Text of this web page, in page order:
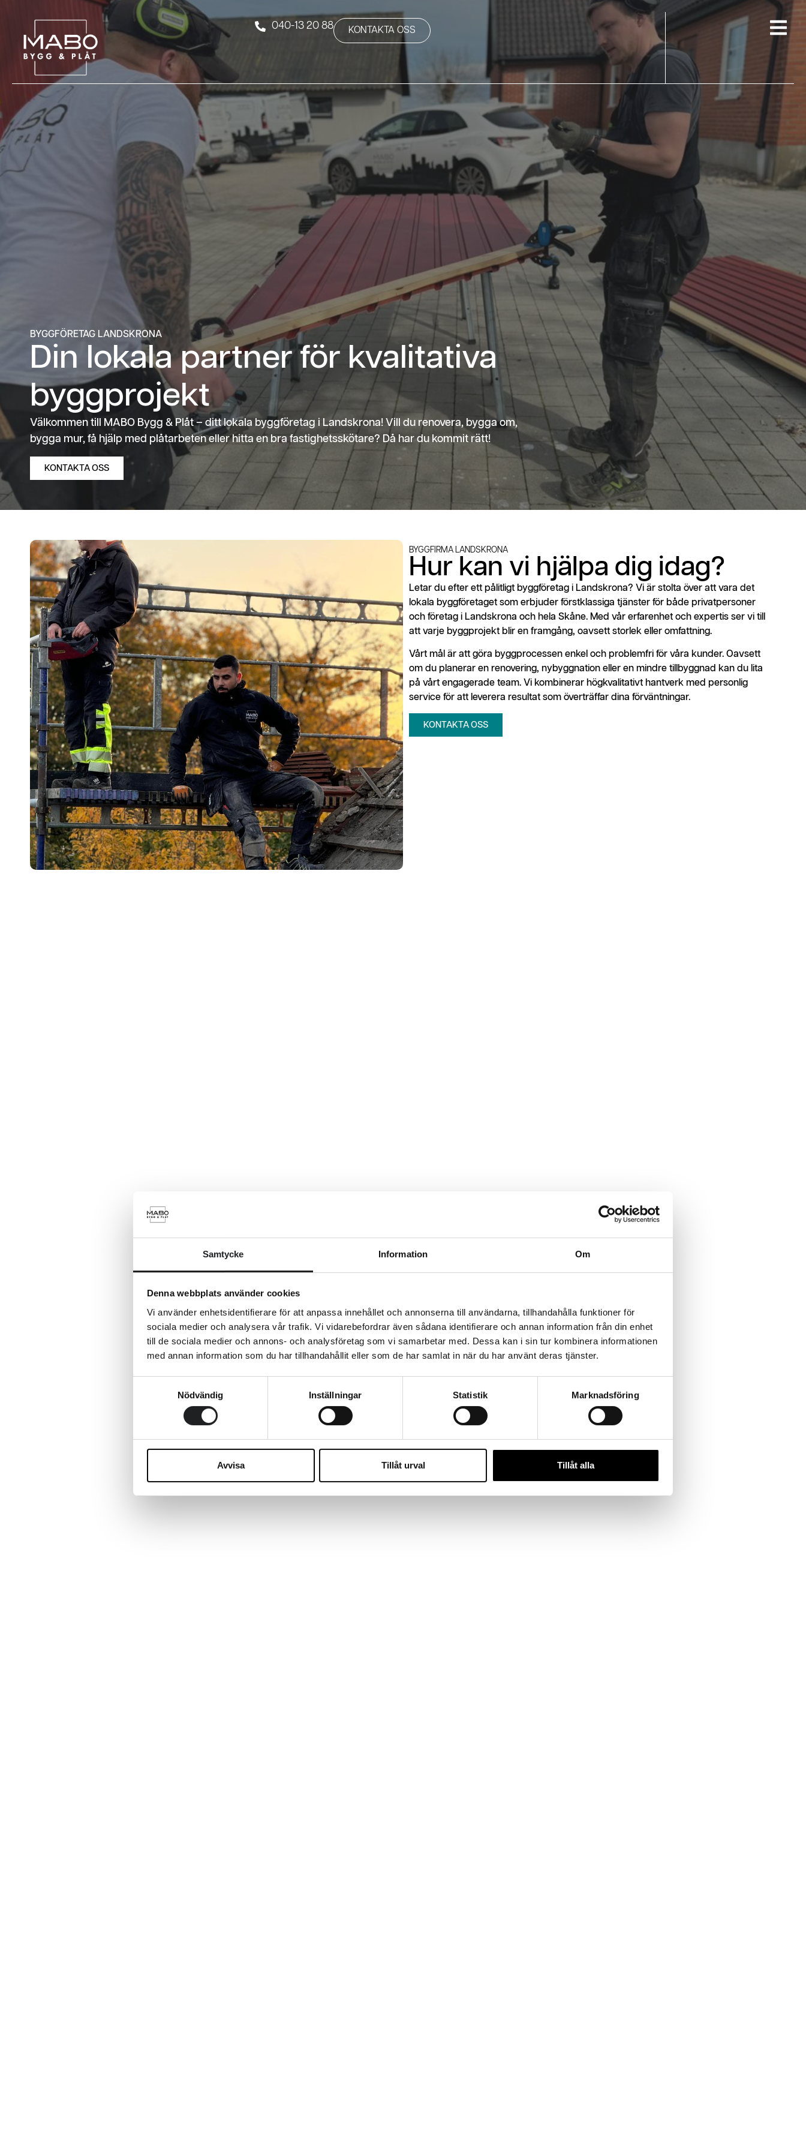
Samtycke Information Om
Denna webbplats använder cookies
Vi använder enhetsidentifierare för att anpassa innehållet och annonserna till användarna, tillhandahålla funktioner för
sociala medier och analysera vår trafik. Vi vidarebefordrar även sådana identifierare och annan information från din enhet
till de sociala medier och annons- och analysföretag som vi samarbetar med. Dessa kan i sin tur kombinera informationen
med annan information som du har tillhandahållit eller som de har samlat in när du har använt deras tjänster.
Nödvändig
Inställningar Statistik Marknadsföring
Avvisa Tillåt urval Tillåt alla
040-13 20 88 KONTAKTA OSS
BYGGFÖRETAG LANDSKRONA
Din lokala partner för kvalitativa
byggprojekt
Välkommen till MABO Bygg & Plåt – ditt lokala byggföretag i Landskrona! Vill du renovera, bygga om,
bygga mur, få hjälp med plåtarbeten eller hitta en bra fastighetsskötare? Då har du kommit rätt!
KONTAKTA OSS
BYGGFIRMA LANDSKRONA
Hur kan vi hjälpa dig idag?
Letar du efter ett pålitligt byggföretag i Landskrona? Vi är stolta över att vara det
lokala byggföretaget som erbjuder förstklassiga tjänster för både privatpersoner
och företag i Landskrona och hela Skåne. Med vår erfarenhet och expertis ser vi till
att varje byggprojekt blir en framgång, oavsett storlek eller omfattning.
Vårt mål är att göra byggprocessen enkel och problemfri för våra kunder. Oavsett
om du planerar en renovering, nybyggnation eller en mindre tillbyggnad kan du lita
på vårt engagerade team. Vi kombinerar högkvalitativt hantverk med personlig
service för att leverera resultat som överträffar dina förväntningar.
KONTAKTA OSS